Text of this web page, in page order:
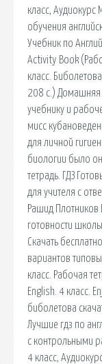
класс, Аудиокурс
обучения
Учебник по
Activity Book
класс.
208 с.) Домашняя
учебнику и
мисс
для личной
биологии было
тетрадь. ГДЗ
для учителя с
Рашид Плотников
готовности
Скачать
вариантов
класс. Рабочая
English. 4 класс.
биболетова
Лучшие гдз по
с контрольными
4 класс,